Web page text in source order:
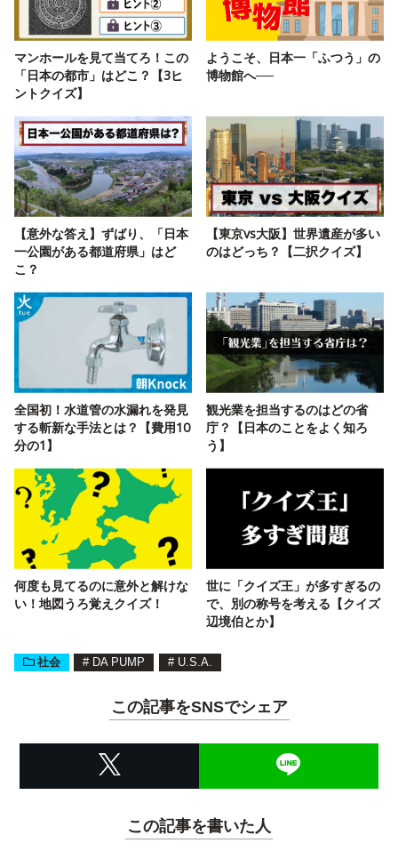
マンホールを見て当てろ！この
「日本の都市」はどこ？【3ヒ
ントクイズ】
ようこそ、日本一「ふつう」の
博物館へ──
【意外な答え】ずばり、「日本
一公園がある都道府県」はど
こ？
【東京vs大阪】世界遺産が多い
のはどっち？【二択クイズ】
全国初！水道管の水漏れを発見
する斬新な手法とは？【費用10
分の1】
観光業を担当するのはどの省
庁？【日本のことをよく知ろ
う】
何度も見てるのに意外と解けな
い！地図うろ覚えクイズ！
世に「クイズ王」が多すぎるの
で、別の称号を考える【クイズ
辺境伯とか】
社会 # DA PUMP # U.S.A.
この記事をSNSでシェア
この記事を書いた人